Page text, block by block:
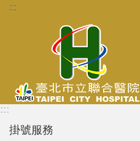
跳到主要內容區塊
:::
:::
掛號服務